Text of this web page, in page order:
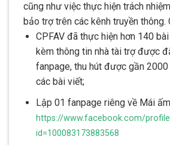
cũng như việc thực hiện trách
bảo trợ trên các kênh truyền thông.
CPFAV đã thực hiện hơn 140
kèm thông tin nhà tài trợ được
fanpage, thu hút được gần
các bài viết;
Lập 01 fanpage riêng về Mái
https://www.facebook.com/
id=100083173883568